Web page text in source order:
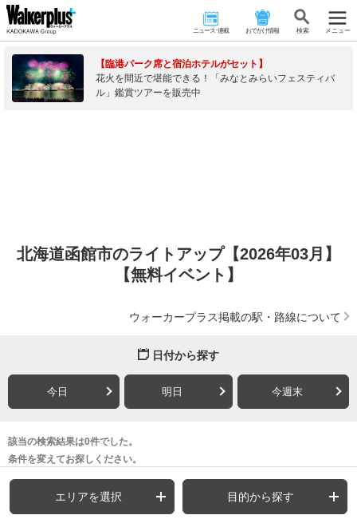
ニュース･連載 おでかけ情報 検 索 メニュー
【臨港パーク席と宿泊ホテルがセット】
花火を間近で堪能できる！「みなとみらいフェスティバ
ル」鑑賞ツアーを販売中
北海道函館市のライトアップ【2026年03月】
【無料イベント】
ウォーカープラス掲載の駅・路線について
日付から探す
今日 明日 今週末
該当の検索結果は0件でした。
条件を変えてお探しください。
エリアを選択 目的から探す